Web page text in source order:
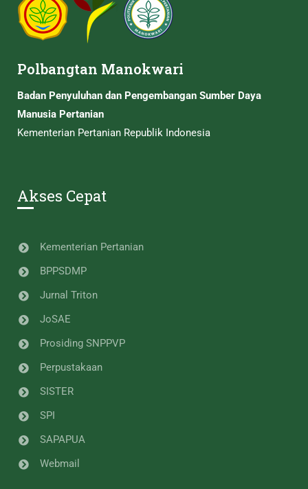
Polbangtan Manokwari
Badan Penyuluhan dan Pengembangan Sumber Daya
Manusia Pertanian
Kementerian Pertanian Republik Indonesia
Akses Cepat
Kementerian Pertanian
BPPSDMP
Jurnal Triton
JoSAE
Prosiding SNPPVP
Perpustakaan
SISTER
SPI
SAPAPUA
Webmail